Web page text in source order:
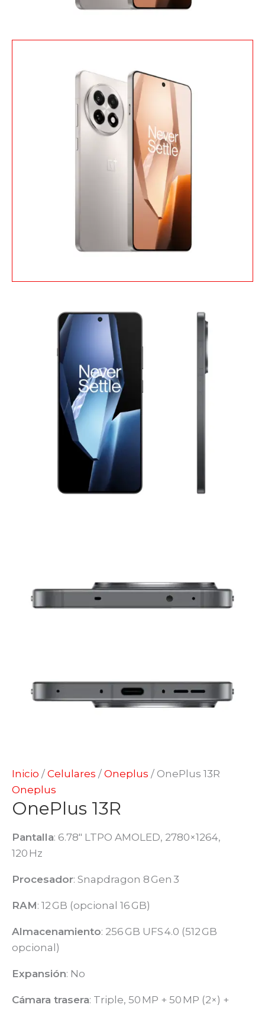
Inicio / Celulares / Oneplus / OnePlus 13R
Oneplus
OnePlus 13R
Pantalla: 6.78″ LTPO AMOLED, 2780×1264,
120 Hz
Procesador: Snapdragon 8 Gen 3
RAM: 12 GB (opcional 16 GB)
Almacenamiento: 256 GB UFS 4.0 (512 GB
opcional)
Expansión: No
Cámara trasera: Triple, 50 MP + 50 MP (2×) +